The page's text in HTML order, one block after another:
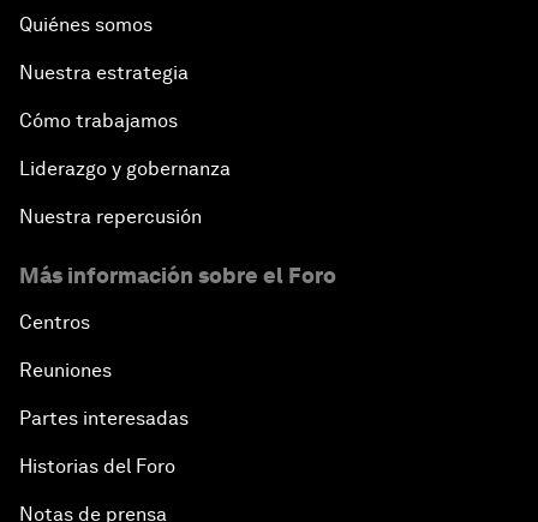
Quiénes somos
Nuestra estrategia
Cómo trabajamos
Liderazgo y gobernanza
Nuestra repercusión
Más información sobre el Foro
Centros
Reuniones
Partes interesadas
Historias del Foro
Notas de prensa